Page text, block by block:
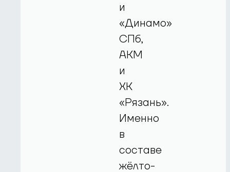
и
«Динамо»
СПб,
АКМ
и
ХК
«Рязань».
Именно
в
составе
жёлто-